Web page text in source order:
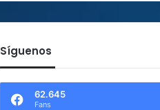
Síguenos
62.645
Fans